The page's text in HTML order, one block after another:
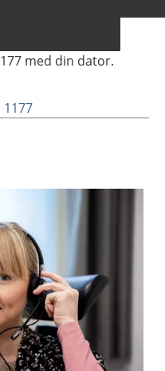
med din dator.